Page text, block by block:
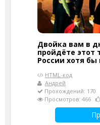
Двойка вам в
пройдёте этот
России хотя бы
HTML-код
Андрей
Прохождений: 170
Просмотров: 466